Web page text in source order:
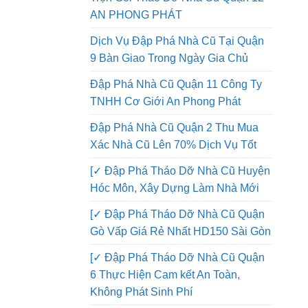
Đập Phá Nhà Quận 12 Thi Công
Trọn Gói Tháo Dỡ Nhà Cũ Quận 12
AN PHONG PHÁT
Dịch Vụ Đập Phá Nhà Cũ Tại Quận
9 Bàn Giao Trong Ngày Gia Chủ
Đập Phá Nhà Cũ Quận 11 Công Ty
TNHH Cơ Giới An Phong Phát
Đập Phá Nhà Cũ Quận 2 Thu Mua
Xác Nhà Cũ Lên 70% Dịch Vụ Tốt
[✓ Đập Phá Tháo Dỡ Nhà Cũ Huyện
Hóc Môn, Xây Dựng Làm Nhà Mới
[✓ Đập Phá Tháo Dỡ Nhà Cũ Quận
Gò Vấp Giá Rẻ Nhất HD150 Sài Gòn
[✓ Đập Phá Tháo Dỡ Nhà Cũ Quận